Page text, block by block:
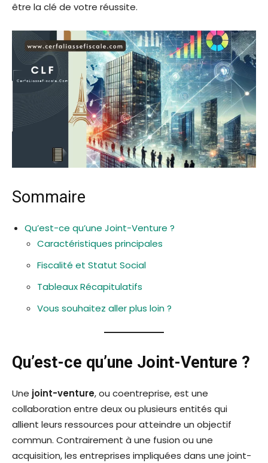
être la clé de votre réussite.
Sommaire
Qu’est-ce qu’une Joint-Venture ?
Caractéristiques principales
Fiscalité et Statut Social
Tableaux Récapitulatifs
Vous souhaitez aller plus loin ?
Qu’est-ce qu’une Joint-Venture ?
Une joint-venture, ou coentreprise, est une
collaboration entre deux ou plusieurs entités qui
allient leurs ressources pour atteindre un objectif
commun. Contrairement à une fusion ou une
acquisition, les entreprises impliquées dans une joint-